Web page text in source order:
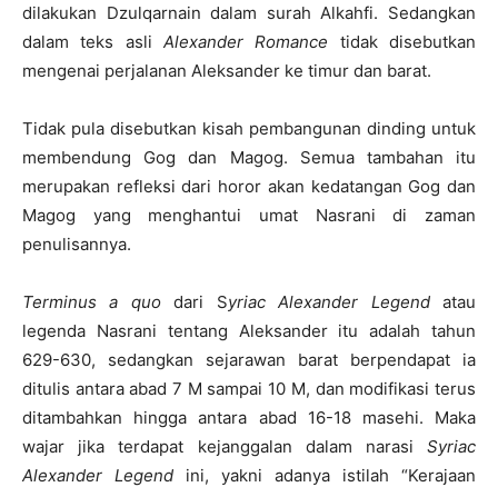
dilakukan Dzulqarnain dalam surah Alkahfi. Sedangkan
dalam teks asli Alexander Romance tidak disebutkan
mengenai perjalanan Aleksander ke timur dan barat.
Tidak pula disebutkan kisah pembangunan dinding untuk
membendung Gog dan Magog. Semua tambahan itu
merupakan refleksi dari horor akan kedatangan Gog dan
Magog yang menghantui umat Nasrani di zaman
penulisannya.
Terminus a quodari Syriac Alexander Legendatau
legenda Nasrani tentang Aleksander itu adalah tahun
629-630, sedangkan sejarawan barat berpendapat ia
ditulis antara abad 7 M sampai 10 M, dan modifikasi terus
ditambahkan hingga antara abad 16-18 masehi. Maka
wajar jika terdapat kejanggalan dalam narasi Syriac
Alexander Legend ini, yakni adanya istilah “Kerajaan